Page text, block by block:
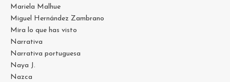
Mariela Malhue
Miguel Hernández Zambrano
Mira lo que has visto
Narrativa
Narrativa portuguesa
Naya J.
Nazca